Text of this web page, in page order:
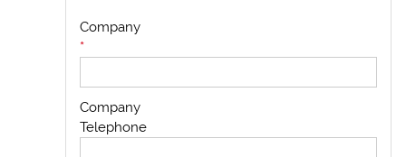
Company
*
Company
Telephone